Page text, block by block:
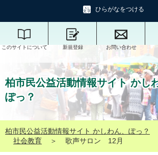
ひらがなをつける
このサイトについて 新規登録 お問い合わせ
柏
サ
柏市民公益活動情報サイト かし
ぽっ？
柏市民公益活動情報サイト かしわん、ぽっ？
社会教育
＞ 歌声サロン 12月